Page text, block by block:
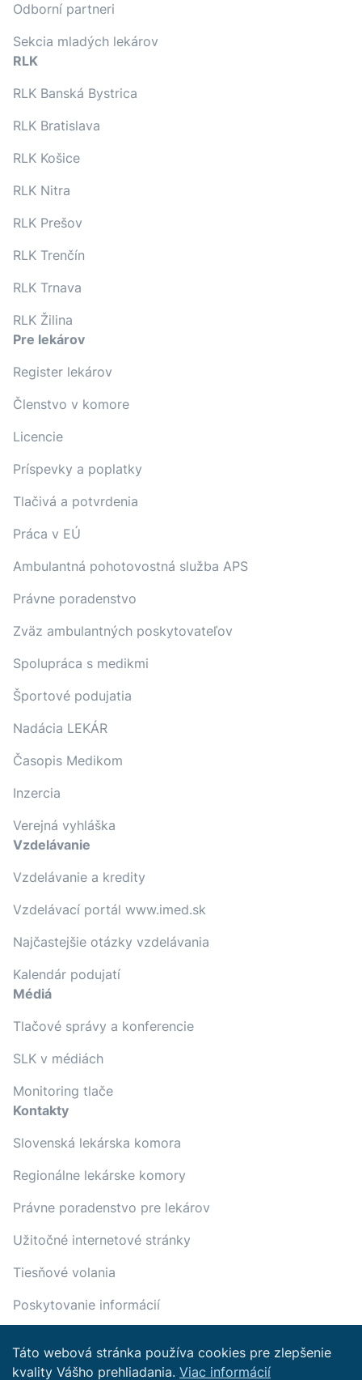
Odborní partneri
Sekcia mladých lekárov
RLK
RLK Banská Bystrica
RLK Bratislava
RLK Košice
RLK Nitra
RLK Prešov
RLK Trenčín
RLK Trnava
RLK Žilina
Pre lekárov
Register lekárov
Členstvo v komore
Licencie
Príspevky a poplatky
Tlačivá a potvrdenia
Práca v EÚ
Ambulantná pohotovostná služba APS
Právne poradenstvo
Zväz ambulantných poskytovateľov
Spolupráca s medikmi
Športové podujatia
Nadácia LEKÁR
Časopis Medikom
Inzercia
Verejná vyhláška
Vzdelávanie
Vzdelávanie a kredity
Vzdelávací portál www.imed.sk
Najčastejšie otázky vzdelávania
Kalendár podujatí
Médiá
Tlačové správy a konferencie
SLK v médiách
Monitoring tlače
Kontakty
Slovenská lekárska komora
Regionálne lekárske komory
Právne poradenstvo pre lekárov
Užitočné internetové stránky
Tiesňové volania
Poskytovanie informácií
Copyright © 2022 Slovenská
Táto webová stránka používa cookies pre zlepšenie
kvality Vášho prehliadania. Viac informácií